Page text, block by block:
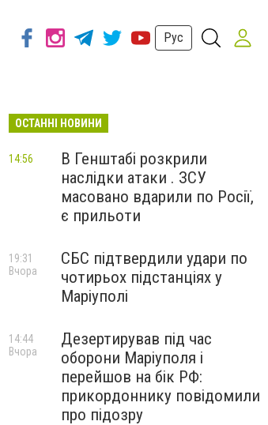
Рус
ОСТАННІ НОВИНИ
В Генштабі розкрили
наслідки атаки . ЗСУ
масовано вдарили по Росії,
є прильоти
14:56
СБС підтвердили удари по
чотирьох підстанціях у
Маріуполі
19:31
Вчора
Дезертирував під час
оборони Маріуполя і
перейшов на бік РФ:
прикордоннику повідомили
про підозру
14:44
Вчора